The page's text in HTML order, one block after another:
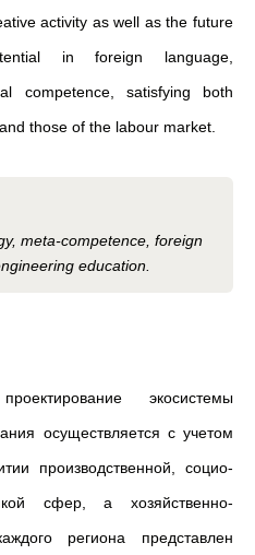
activity as well as the future
in foreign language,
competence, satisfying both
those of the labour market.
meta-competence, foreign
education.
экосистемы
осуществляется с учетом
производственной, социо-
сфер, а хозяйственно-
региона представлен